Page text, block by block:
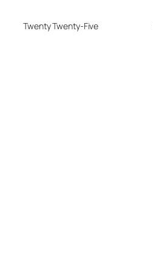
Twenty Twenty-Five